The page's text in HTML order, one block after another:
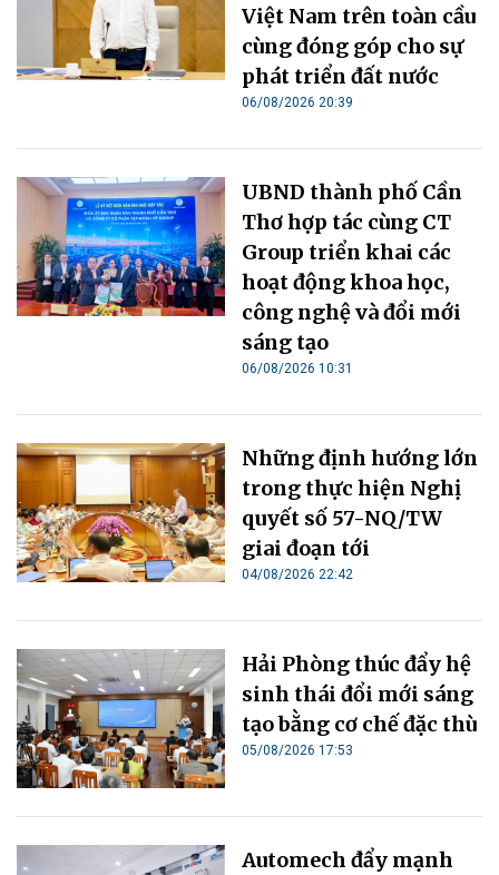
Việt Nam trên toàn cầu
cùng đóng góp cho sự
phát triển đất nước
06/08/2026 20:39
UBND thành phố Cần
Thơ hợp tác cùng CT
Group triển khai các
hoạt động khoa học,
công nghệ và đổi mới
sáng tạo
06/08/2026 10:31
Những định hướng lớn
trong thực hiện Nghị
quyết số 57-NQ/TW
giai đoạn tới
04/08/2026 22:42
Hải Phòng thúc đẩy hệ
sinh thái đổi mới sáng
tạo bằng cơ chế đặc thù
05/08/2026 17:53
Automech đẩy mạnh